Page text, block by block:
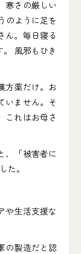
寒さの厳しい
のように足を
ん。毎日寝る
風邪もひき
方薬だけ。お
いません。そ
これはお母さ
「被害者に
た｡
や生活支援な
の製造だと認